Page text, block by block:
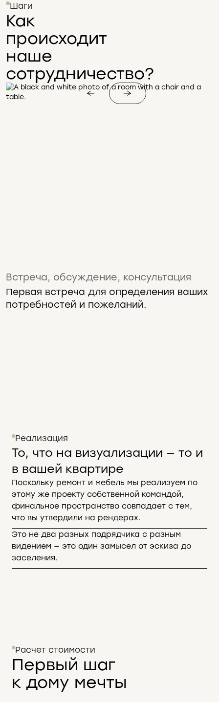
Шаги
Как
происходит
наше
сотрудничество?
Встреча, обсуждение, консультация
Первая встреча для определения ваших
потребностей и пожеланий.
Подробная встреча
Заключение договора
Приступаем к работе
Разработка концепции/мадборда
Утверждение концепции
Разработка планов
Выбор материалов, выезд в шоу-рум
Инженерная и отделочная
документация
Оценки
Приглашение выпустить проект
Ознакомление со сметой
Реализация
То, что на визуализации — то и
в вашей квартире
Поскольку ремонт и мебель мы реализуем по
этому же проекту собственной командой,
финальное пространство совпадает с тем,
что вы утвердили на рендерах.
Это не два разных подрядчика с разным
видением — это один замысел от эскиза до
заселения.
Расчет стоимости
Первый шаг
к дому мечты